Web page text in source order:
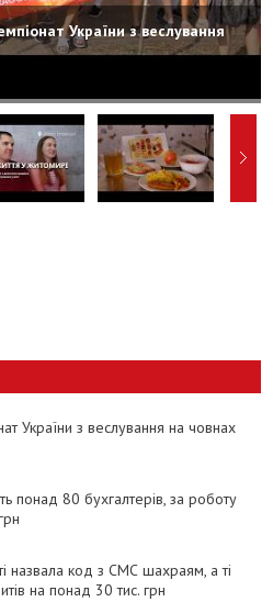
України з веслування
України з веслування на човнах
понад 80 бухгалтерів, за роботу
назвала код з СМС шахраям, а ті
на понад 30 тис. грн